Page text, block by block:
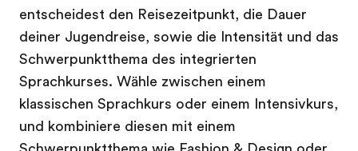
entscheidest den Reisezeitpunkt, die Dauer
deiner Jugendreise, sowie die Intensität und das
Schwerpunktthema des integrierten
Sprachkurses. Wähle zwischen einem
klassischen Sprachkurs oder einem Intensivkurs,
und kombiniere diesen mit einem